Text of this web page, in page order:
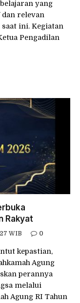
yang
relevan
ini. Kegiatan
Pengadilan
Rakyat
WIB 0
kepastian,
Agung
perannya
melalui
Agung RI Tahun